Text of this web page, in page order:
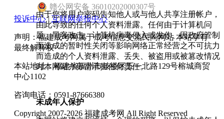
由于您将用户密码告知他人或与他人共享注册帐户，
由此导致的任何个人资料泄露。任何由于计算机问
题、黑客政击、计算机病毒侵入或发作、因政府管制
而造成的暂时性关闭等影响网络正常经营之不可抗力
而造成的个人资料泄露、丢失、被盗用或被篡改情况
时本网站亦毋需承担任何责任。
未成年人保护
赣公网安备 36010202000307号
投诉中心| 互联网举报中心
声明：福建成考网属于成考信息交流民间网站 本站享有
最终解释权
本站地址：福建省福州市鼓楼区五一北路129号榕城商贸
中心1102
咨询电话：0591-87666380
Copyright 2007-2026 福建成考网 All Right Reserved